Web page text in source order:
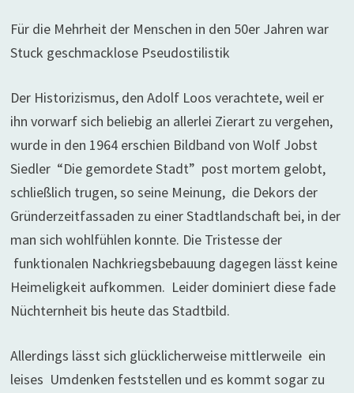
Für die Mehrheit der Menschen in den 50er Jahren war
Stuck geschmacklose Pseudostilistik
Der Historizismus, den Adolf Loos verachtete, weil er
ihn vorwarf sich beliebig an allerlei Zierart zu vergehen,
wurde in den 1964 erschien Bildband von Wolf Jobst
Siedler “Die gemordete Stadt” post mortem gelobt,
schließlich trugen, so seine Meinung, die Dekors der
Gründerzeitfassaden zu einer Stadtlandschaft bei, in der
man sich wohlfühlen konnte. Die Tristesse der
funktionalen Nachkriegsbebauung dagegen lässt keine
Heimeligkeit aufkommen. Leider dominiert diese fade
Nüchternheit bis heute das Stadtbild.
Allerdings lässt sich glücklicherweise mittlerweile ein
leises Umdenken feststellen und es kommt sogar zu